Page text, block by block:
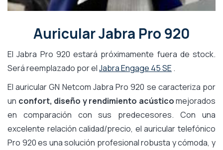
Auricular Jabra Pro 920
El Jabra Pro 920 estará próximamente fuera de stock.
Será reemplazado por elJabra Engage 45 SE .
El auricular GN Netcom Jabra Pro 920 se caracteriza por
un confort, diseño y rendimiento acústicomejorados
en comparación con sus predecesores. Con una
excelente relación calidad/precio, el auricular telefónico
Pro 920 es una solución profesional robusta y cómoda, y